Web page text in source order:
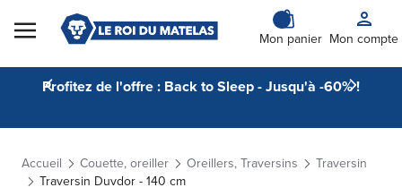
Skip to Content
Mon panier Mon compte
Profitez de l'offre : Back to Sleep - Jusqu'à -60% !
Accueil Couette, oreiller Oreillers, Traversins
Traversin
Traversin Duvdor - 140 cm